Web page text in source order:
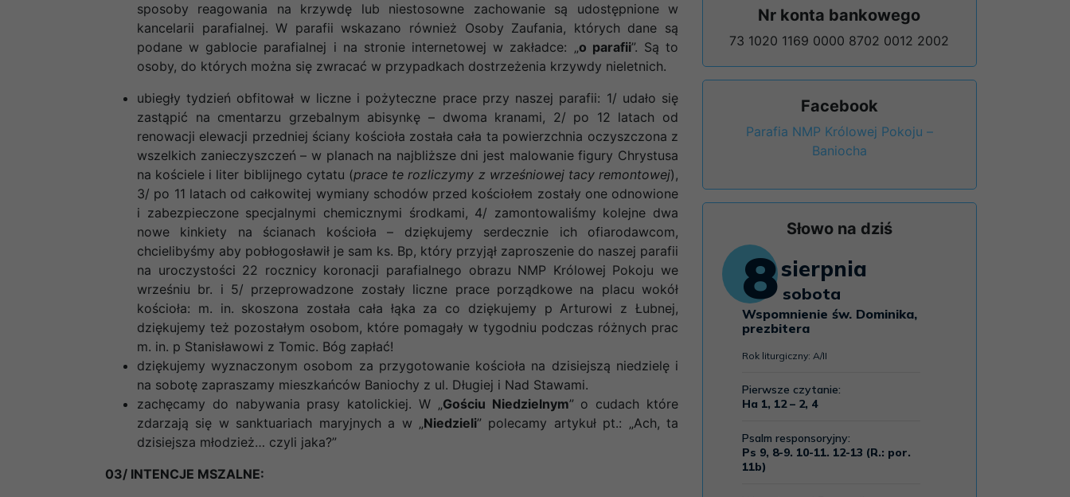
sposoby reagowania na krzywdę lub niestosowne zachowanie są udostępnione w
kancelarii parafialnej. W parafii wskazano również Osoby Zaufania, których dane są
podane w gablocie parafialnej i na stronie internetowej w zakładce: „o parafii”. Są to
osoby, do których można się zwracać w przypadkach dostrzeżenia krzywdy nieletnich.
ubiegły tydzień obfitował w liczne i pożyteczne prace przy naszej parafii: 1/ udało się
zastąpić na cmentarzu grzebalnym abisynkę – dwoma kranami, 2/ po 12 latach od
renowacji elewacji przedniej ściany kościoła została cała ta powierzchnia oczyszczona z
wszelkich zanieczyszczeń – w planach na najbliższe dni jest malowanie figury Chrystusa
na kościele i liter biblijnego cytatu (prace te rozliczymy z wrześniowej tacy remontowej),
3/ po 11 latach od całkowitej wymiany schodów przed kościołem zostały one odnowione
i zabezpieczone specjalnymi chemicznymi środkami, 4/ zamontowaliśmy kolejne dwa
nowe kinkiety na ścianach kościoła – dziękujemy serdecznie ich ofiarodawcom,
chcielibyśmy aby pobłogosławił je sam ks. Bp, który przyjął zaproszenie do naszej parafii
na uroczystości 22 rocznicy koronacji parafialnego obrazu NMP Królowej Pokoju we
wrześniu br. i 5/ przeprowadzone zostały liczne prace porządkowe na placu wokół
kościoła: m. in. skoszona została cała łąka za co dziękujemy p Arturowi z Łubnej,
dziękujemy też pozostałym osobom, które pomagały w tygodniu podczas różnych prac
m. in. p Stanisławowi z Tomic. Bóg zapłać!
dziękujemy wyznaczonym osobom za przygotowanie kościoła na dzisiejszą niedzielę i
na sobotę zapraszamy mieszkańców Baniochy z ul. Długiej i Nad Stawami.
zachęcamy do nabywania prasy katolickiej. W „Gościu Niedzielnym” o cudach które
zdarzają się w sanktuariach maryjnych a w „Niedzieli” polecamy artykuł pt.: „Ach, ta
dzisiejsza młodzież… czyli jaka?”
03/ INTENCJE MSZALNE:
Nr konta bankowego
73 1020 1169 0000 8702 0012 2002
Facebook
Parafia NMP Królowej Pokoju –
Baniocha
Słowo na dziś